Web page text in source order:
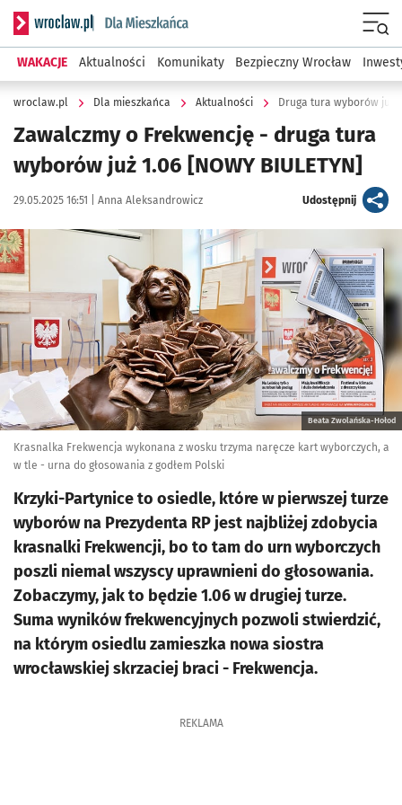
Serwis informacyjny wroclaw.pl podserwis: Dla mieszkańca
WAKACJE Aktualności Komunikaty Bezpieczny Wrocław
wroclaw.pl Dla mieszkańca Aktualności Druga tura wyborów już
Zawalczmy o Frekwencję - druga tura
wyborów już 1.06 [NOWY BIULETYN]
Data publikacji:
29.05.2025 16:51 | Autor:
Anna Aleksandrowicz Udostępnijartykuł
Kliknij, aby powiększyć
Beata Zwolańska-Hołod
Krasnalka Frekwencja wykonana z wosku trzyma naręcze kart wyborczych, a
w tle - urna do głosowania z godłem Polski
Krzyki-Partynice to osiedle, które w pierwszej turze
wyborów na Prezydenta RP jest najbliżej zdobycia
krasnalki Frekwencji, bo to tam do urn wyborczych
poszli niemal wszyscy uprawnieni do głosowania.
Zobaczymy, jak to będzie 1.06 w drugiej turze.
Suma wyników frekwencyjnych pozwoli stwierdzić,
na którym osiedlu zamieszka nowa siostra
wrocławskiej skrzaciej braci - Frekwencja.
REKLAMA